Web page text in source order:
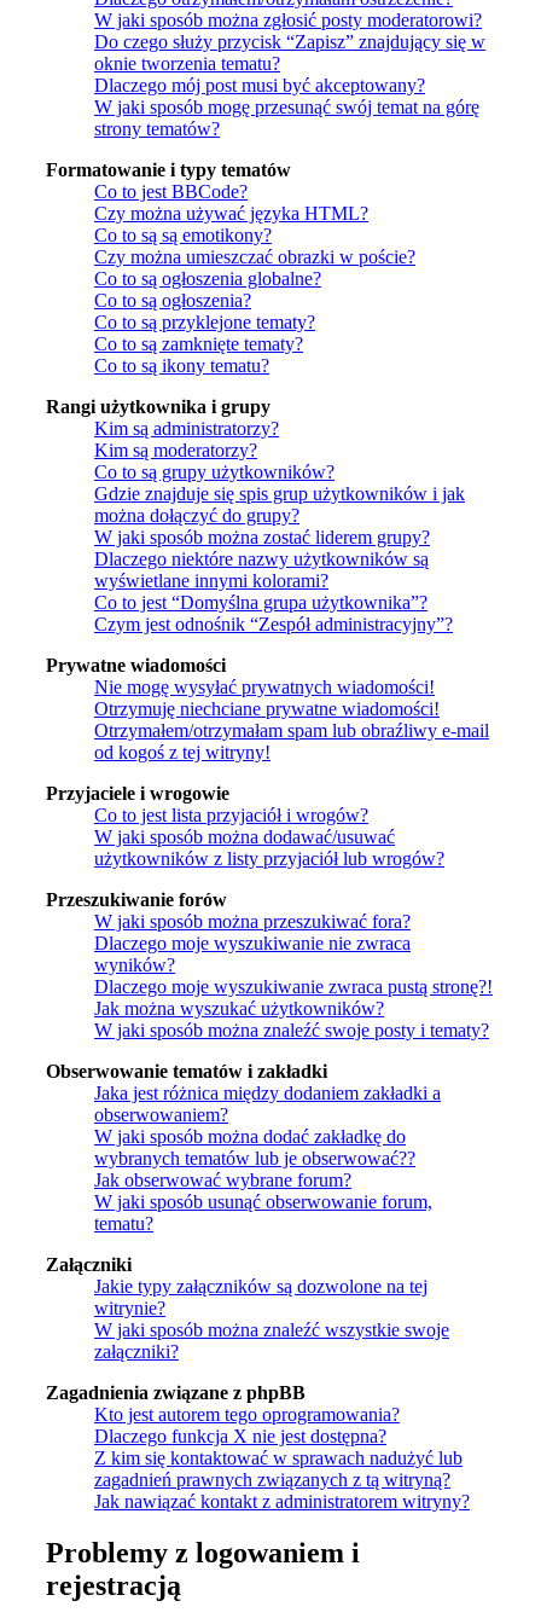
W jaki sposób można zgłosić posty moderatorowi?
Do czego służy przycisk “Zapisz” znajdujący się w
oknie tworzenia tematu?
Dlaczego mój post musi być akceptowany?
W jaki sposób mogę przesunąć swój temat na górę
strony tematów?
Formatowanie i typy tematów
Co to jest BBCode?
Czy można używać języka HTML?
Co to są są emotikony?
Czy można umieszczać obrazki w poście?
Co to są ogłoszenia globalne?
Co to są ogłoszenia?
Co to są przyklejone tematy?
Co to są zamknięte tematy?
Co to są ikony tematu?
Rangi użytkownika i grupy
Kim są administratorzy?
Kim są moderatorzy?
Co to są grupy użytkowników?
Gdzie znajduje się spis grup użytkowników i jak
można dołączyć do grupy?
W jaki sposób można zostać liderem grupy?
Dlaczego niektóre nazwy użytkowników są
wyświetlane innymi kolorami?
Co to jest “Domyślna grupa użytkownika”?
Czym jest odnośnik “Zespół administracyjny”?
Prywatne wiadomości
Nie mogę wysyłać prywatnych wiadomości!
Otrzymuję niechciane prywatne wiadomości!
Otrzymałem/otrzymałam spam lub obraźliwy e-mail
od kogoś z tej witryny!
Przyjaciele i wrogowie
Co to jest lista przyjaciół i wrogów?
W jaki sposób można dodawać/usuwać
użytkowników z listy przyjaciół lub wrogów?
Przeszukiwanie forów
W jaki sposób można przeszukiwać fora?
Dlaczego moje wyszukiwanie nie zwraca
wyników?
Dlaczego moje wyszukiwanie zwraca pustą stronę?!
Jak można wyszukać użytkowników?
W jaki sposób można znaleźć swoje posty i tematy?
Obserwowanie tematów i zakładki
Jaka jest różnica między dodaniem zakładki a
obserwowaniem?
W jaki sposób można dodać zakładkę do
wybranych tematów lub je obserwować??
Jak obserwować wybrane forum?
W jaki sposób usunąć obserwowanie forum,
tematu?
Załączniki
Jakie typy załączników są dozwolone na tej
witrynie?
W jaki sposób można znaleźć wszystkie swoje
załączniki?
Zagadnienia związane z phpBB
Kto jest autorem tego oprogramowania?
Dlaczego funkcja X nie jest dostępna?
Z kim się kontaktować w sprawach nadużyć lub
zagadnień prawnych związanych z tą witryną?
Jak nawiązać kontakt z administratorem witryny?
Problemy z logowaniem i
rejestracją